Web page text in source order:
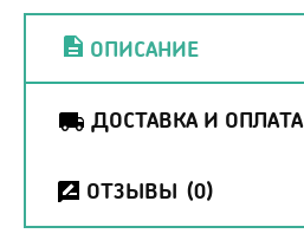
ОПИСАНИЕ
ДОСТАВКА И ОПЛАТА
ОТЗЫВЫ (0)